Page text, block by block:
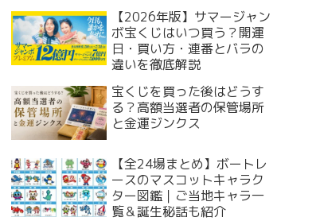
【2026年版】サマージャン
ボ宝くじはいつ買う？開運
日・買い方・連番とバラの
違いを徹底解説
宝くじを買った後はどうす
る？高額当選者の保管場所
と金運ジンクス
【全24場まとめ】ボートレ
ースのマスコットキャラク
ター図鑑｜ご当地キャラ一
覧＆誕生秘話も紹介